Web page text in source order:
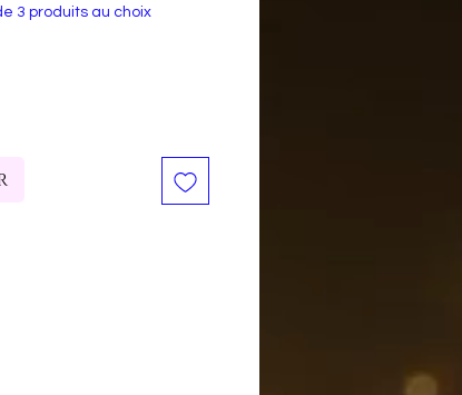
3 produits au choix